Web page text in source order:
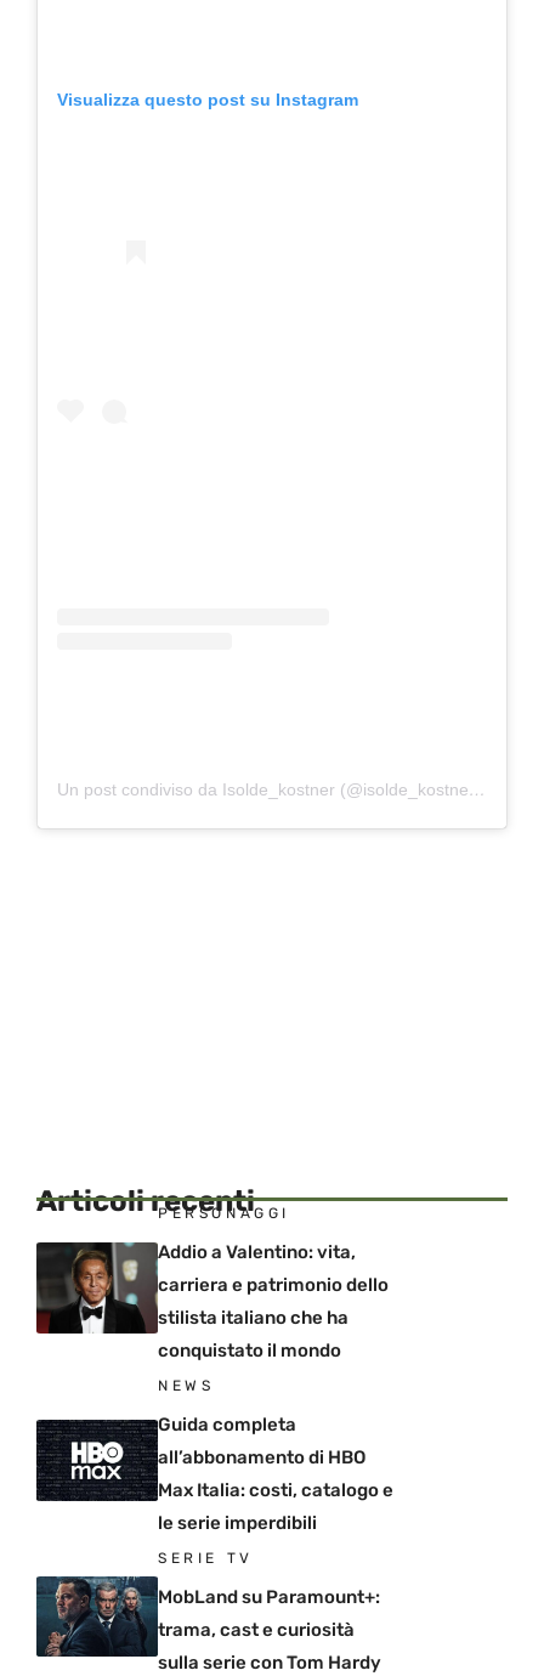
Visualizza questo post su Instagram
Un post condiviso da Isolde_kostner (@isolde_kostner_official)
Articoli recenti
PERSONAGGI
Addio a Valentino: vita,
carriera e patrimonio dello
stilista italiano che ha
conquistato il mondo
NEWS
Guida completa
all’abbonamento di HBO
Max Italia: costi, catalogo e
le serie imperdibili
SERIE TV
MobLand su Paramount+:
trama, cast e curiosità
sulla serie con Tom Hardy